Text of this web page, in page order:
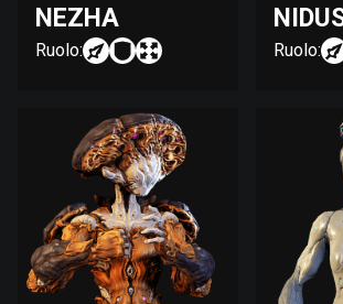
NEZHA
Ruolo: Ruolo: